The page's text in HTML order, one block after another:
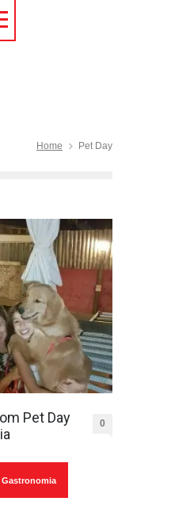
Home Pet Day
Pet Day
0
Gastronomia